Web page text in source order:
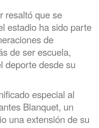
resaltó que se
estadio ha sido parte
de
de ser escuela,
deporte desde su
especial al
Blanquet, un
una extensión de su